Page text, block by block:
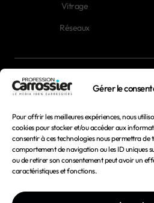
Gérer le
Pour offrir les meilleures expériences, nous
cookies pour stocker et/ou accéder aux
consentir à ces technologies nous permettra de
comportement de navigation ou les ID uniques
ou de retirer son consentement peut avoir un
caractéristiques et fonctions.
Vitrage
Réseaux
Mentions
Conditions générales